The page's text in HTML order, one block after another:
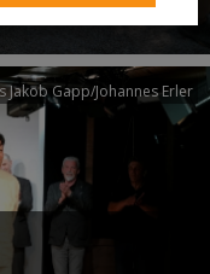
Jakob Gapp/Johannes Erler